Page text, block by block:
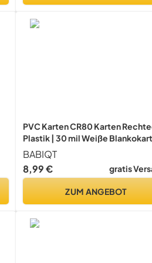
PVC Karten CR80 Karten
Plastik | 30 mil Weiße
Plastikkarte 760 Mikron Card
Kompatibel für ID-Kartendrucker,
Bankkarten Gesundheitskarten -
BABIQT
8,99 €
gratis
ZUM ANGEBOT